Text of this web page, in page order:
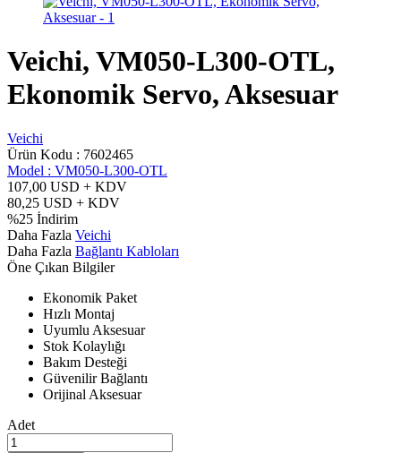
Veichi, VM050-L300-OTL,
Ekonomik Servo, Aksesuar
Veichi
Ürün Kodu : 7602465
Model : VM050-L300-OTL
107,00 USD + KDV
80,25 USD + KDV
%25 İndirim
Daha Fazla Veichi
Daha Fazla Bağlantı Kabloları
Öne Çıkan Bilgiler
Ekonomik Paket
Hızlı Montaj
Uyumlu Aksesuar
Stok Kolaylığı
Bakım Desteği
Güvenilir Bağlantı
Orijinal Aksesuar
Adet